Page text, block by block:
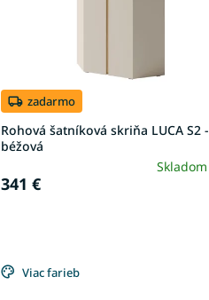
zadarmo
Rohová šatníková skriňa LUCA S2 -
béžová
Skladom
341 €
Viac farieb